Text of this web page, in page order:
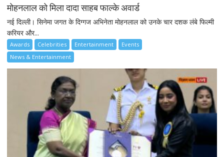
मोहनलाल को मिला दादा साहब फाल्के अवार्ड
नई दिल्ली। सिनेमा जगत के दिग्गज अभिनेता मोहनलाल को उनके चार दशक लंबे फिल्मी
करियर और...
Awards Celebrities Entertainment
Events
News & Entertainment